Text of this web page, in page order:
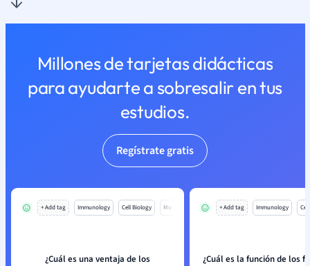
Millones de tarjetas didácticas
para ayudarte a sobresalir en tus
estudios.
Regístrate gratis
+ Add tag Immunology Cell Biology Mo
¿Cuál es una ventaja de los
+ Add tag Immunology
¿Cuál es la función de los